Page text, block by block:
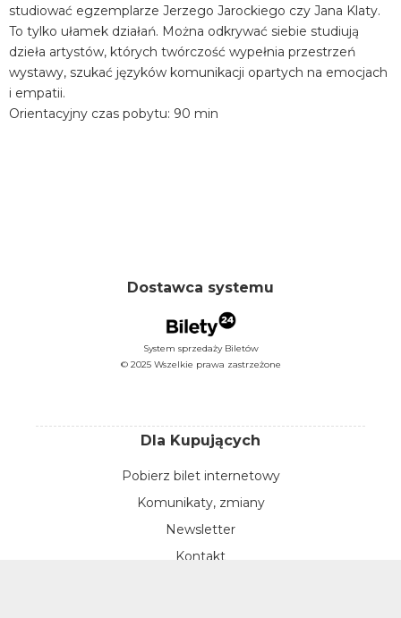
studiować egzemplarze Jerzego Jarockiego czy Jana Klaty.
To tylko ułamek działań. Można odkrywać siebie studiują
dzieła artystów, których twórczość wypełnia przestrzeń
wystawy, szukać języków komunikacji opartych na emocjach
i empatii.
Orientacyjny czas pobytu: 90 min
Dostawca systemu
System sprzedaży Biletów
© 2025 Wszelkie prawa zastrzeżone
Dla Kupujących
Pobierz bilet internetowy
Komunikaty, zmiany
Newsletter
Kontakt